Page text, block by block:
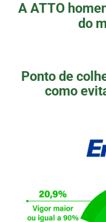
A ATTO
do
Ponto de
como